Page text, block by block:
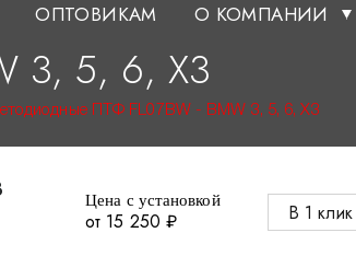
ОПТОВИКАМ О КОМПАНИИ
3, 5, 6, X3
ПТФ FL07BW - BMW 3, 5, 6, X3
Цена с установкой
от 15 250 ₽ В 1 клик